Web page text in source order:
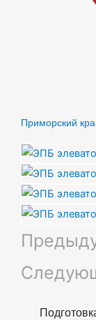
Приморский